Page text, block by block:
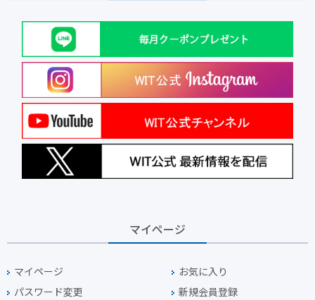
マイページ
マイページ
お気に入り
パスワード変更
新規会員登録